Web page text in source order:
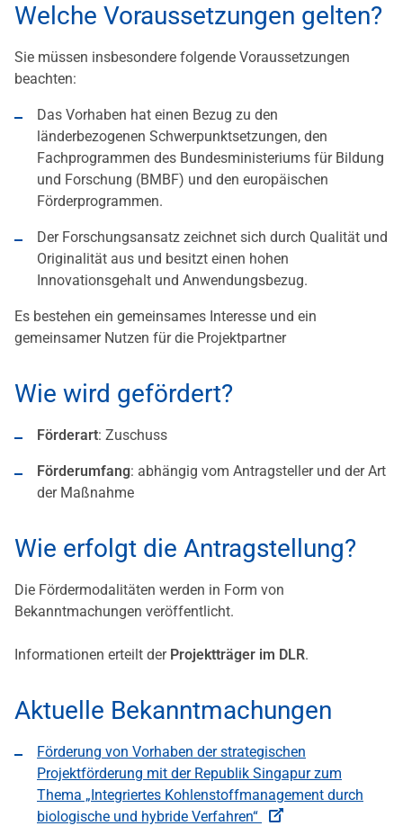
Welche Voraussetzungen gelten?
Sie müssen insbesondere folgende Voraussetzungen
beachten:
Das Vorhaben hat einen Bezug zu den
länderbezogenen Schwerpunktsetzungen, den
Fachprogrammen des Bundesministeriums für Bildung
und Forschung (BMBF) und den europäischen
Förderprogrammen.
Der Forschungsansatz zeichnet sich durch Qualität und
Originalität aus und besitzt einen hohen
Innovationsgehalt und Anwendungsbezug.
Es bestehen ein gemeinsames Interesse und ein
gemeinsamer Nutzen für die Projektpartner
Wie wird gefördert?
Förderart: Zuschuss
Förderumfang: abhängig vom Antragsteller und der Art
der Maßnahme
Wie erfolgt die Antragstellung?
Die Fördermodalitäten werden in Form von
Bekanntmachungen veröffentlicht.
Informationen erteilt der Projektträger im DLR.
Aktuelle Bekanntmachungen
Förderung von Vorhaben der strategischen
Projektförderung mit der Republik Singapur zum
Thema „Integriertes Kohlenstoffmanagement durch
biologische und hybride Verfahren“